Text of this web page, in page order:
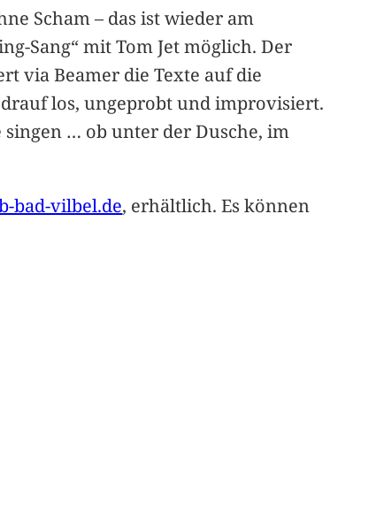
Scham – das ist wieder am
Sang“ mit Tom Jet möglich. Der
via Beamer die Texte auf die
los, ungeprobt und improvisiert.
… ob unter der Dusche, im
bad-vilbel.de, erhältlich. Es können